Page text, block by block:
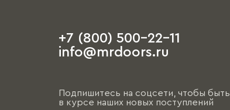
+7 (800) 500-22-11
info@mrdoors.ru
Подпишитесь на соцсети, чтобы быть
в курсе наших новых поступлений